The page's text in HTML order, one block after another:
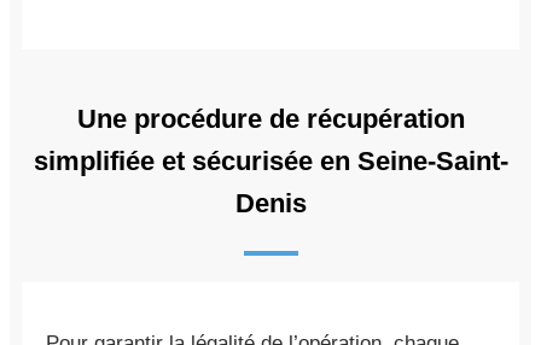
Une procédure de récupération
simplifiée et sécurisée en Seine-Saint-
Denis